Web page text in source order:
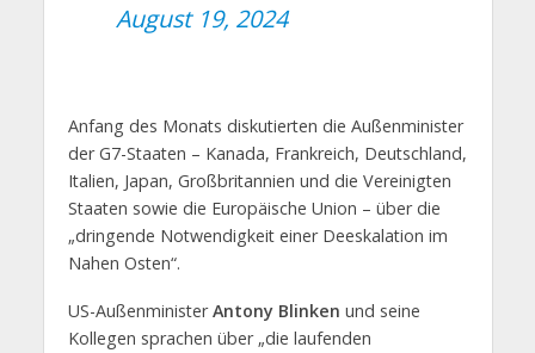
August 19, 2024
Anfang des Monats diskutierten die Außenminister
der G7-Staaten – Kanada, Frankreich, Deutschland,
Italien, Japan, Großbritannien und die Vereinigten
Staaten sowie die Europäische Union – über die
„dringende Notwendigkeit einer Deeskalation im
Nahen Osten“.
US-AußenministerAntony Blinken und seine
Kollegen sprachen über „die laufenden